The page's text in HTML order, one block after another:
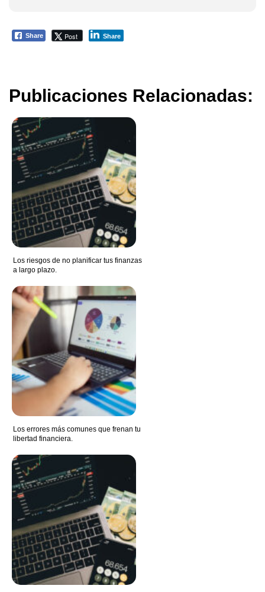
Share Post Share
Publicaciones Relacionadas:
Los riesgos de no planificar tus finanzas
a largo plazo.
Los errores más comunes que frenan tu
libertad financiera.